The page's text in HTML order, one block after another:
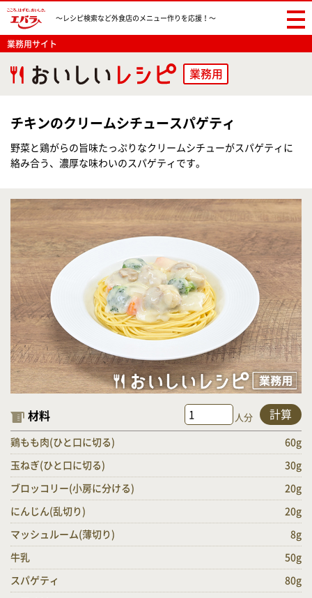
〜レシピ検索など外食店のメニュー作りを応援！〜
業務用サイト
業務用
チキンのクリームシチュースパゲティ
野菜と鶏がらの旨味たっぷりなクリームシチューがスパゲティに
絡み合う、濃厚な味わいのスパゲティです。
材料 人分 計算
鶏もも肉(ひと口に切る) 60g
玉ねぎ(ひと口に切る) 30g
ブロッコリー(小房に分ける) 20g
にんじん(乱切り) 20g
マッシュルーム(薄切り) 8g
牛乳 50g
スパゲティ 80g